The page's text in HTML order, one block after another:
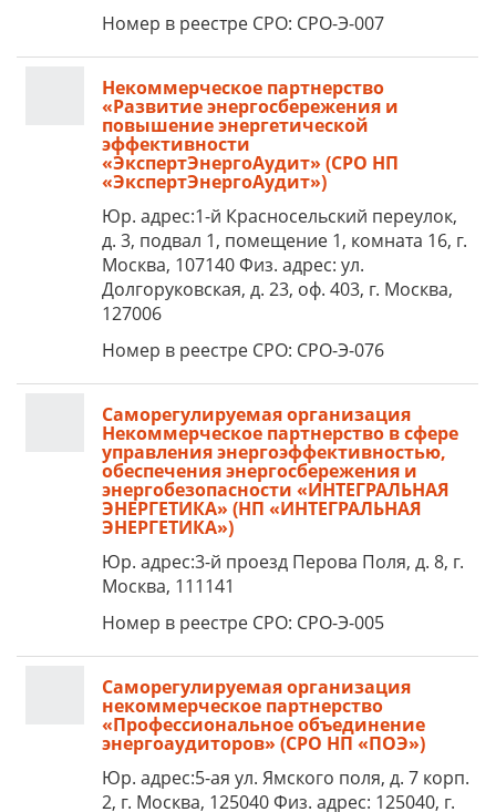
Номер в реестре СРО: СРО-Э-007
Некоммерческое партнерство
«Развитие энергосбережения и
повышение энергетической
эффективности
«ЭкспертЭнергоАудит» (СРО НП
«ЭкспертЭнергоАудит»)
Юр. адрес:1-й Красносельский переулок,
д. 3, подвал 1, помещение 1, комната 16, г.
Москва, 107140 Физ. адрес: ул.
Долгоруковская, д. 23, оф. 403, г. Москва,
127006
Номер в реестре СРО: СРО-Э-076
Саморегулируемая организация
Некоммерческое партнерство в сфере
управления энергоэффективностью,
обеспечения энергосбережения и
энергобезопасности «ИНТЕГРАЛЬНАЯ
ЭНЕРГЕТИКА» (НП «ИНТЕГРАЛЬНАЯ
ЭНЕРГЕТИКА»)
Юр. адрес:3-й проезд Перова Поля, д. 8, г.
Москва, 111141
Номер в реестре СРО: СРО-Э-005
Саморегулируемая организация
некоммерческое партнерство
«Профессиональное объединение
энергоаудиторов» (СРО НП «ПОЭ»)
Юр. адрес:5-ая ул. Ямского поля, д. 7 корп.
2, г. Москва, 125040 Физ. адрес: 125040, г.